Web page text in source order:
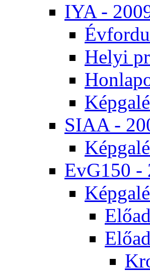
IYA -
He­lyi
SI­AA -
EvG150 -